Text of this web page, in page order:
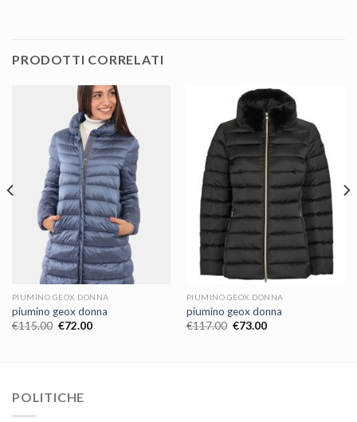
PRODOTTI CORRELATI
PIUMINO GEOX DONNA
piumino geox donna
€115.00 €72.00
PIUMINO GEOX DONNA
piumino geox donna
€117.00 €73.00
POLITICHE